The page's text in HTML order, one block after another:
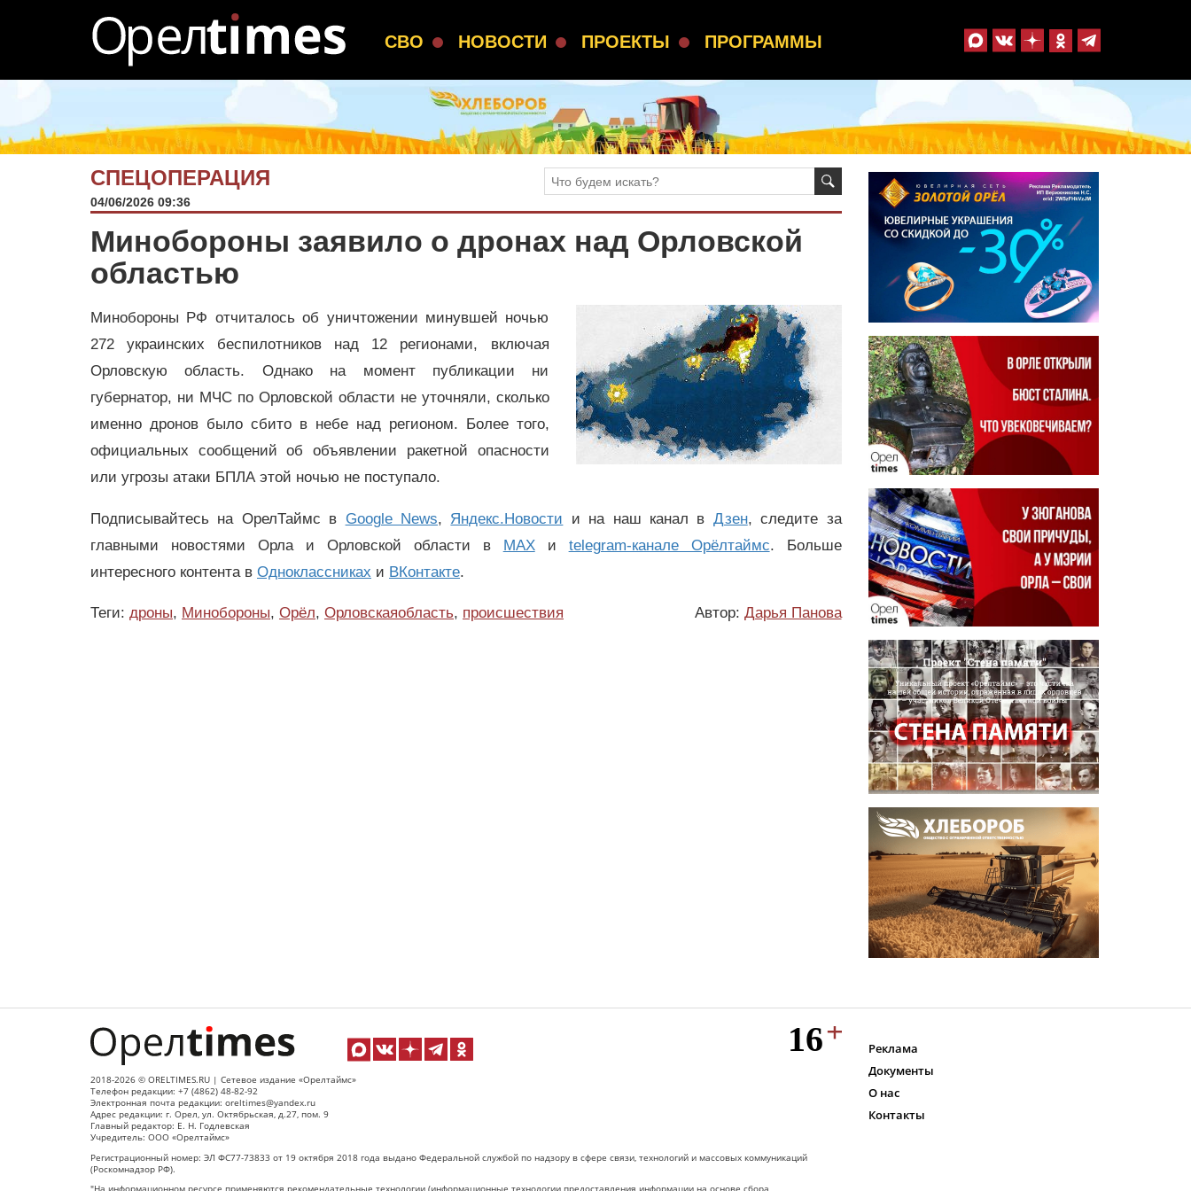
СВО НОВОСТИ ПРОЕКТЫ ПРОГРАММЫ
СПЕЦОПЕРАЦИЯ
04/06/2026 09:36
Минобороны заявило о дронах над Орловской
областью
Минобороны РФ отчиталось об уничтожении минувшей ночью
272 украинских беспилотников над 12 регионами, включая
Орловскую область. Однако на момент публикации ни
губернатор, ни МЧС по Орловской области не уточняли, сколько
именно дронов было сбито в небе над регионом. Более того,
официальных сообщений об объявлении ракетной опасности
или угрозы атаки БПЛА этой ночью не поступало.
Подписывайтесь на ОрелТаймс в Google News, Яндекс.Новости и на наш канал в Дзен, следите за
главными новостями Орла и Орловской области в MAXи telegram-канале Орёлтаймс. Больше
интересного контента в Одноклассниках и ВКонтакте.
Теги: дроны, Минобороны, Орёл, Орловскаяобласть, происшествия Автор: Дарья Панова
2018-2026 © ORELTIMES.RU | Сетевое издание «Орелтаймс»
Телефон редакции: +7 (4862) 48-82-92
Электронная почта редакции: oreltimes@yandex.ru
Адрес редакции: г. Орел, ул. Октябрьская, д.27, пом. 9
Главный редактор: Е. Н. Годлевская
Учредитель: ООО «Орелтаймс»
Регистрационный номер: ЭЛ ФС77-73833 от 19 октября 2018 года выдано Федеральной службой по надзору в сфере связи, технологий и массовых коммуникаций
(Роскомнадзор РФ).
Реклама
Документы
О нас
Контакты